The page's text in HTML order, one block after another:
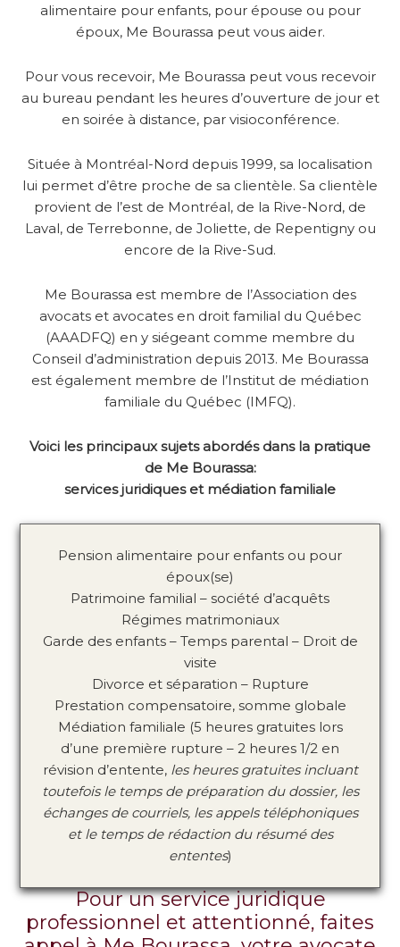
alimentaire pour enfants, pour épouse ou pour
époux, Me Bourassa peut vous aider.
Pour vous recevoir, Me Bourassa peut vous recevoir
au bureau pendant les heures d’ouverture de jour et
en soirée à distance, par visioconférence.
Située à Montréal-Nord depuis 1999, sa localisation
lui permet d’être proche de sa clientèle. Sa clientèle
provient de l’est de Montréal, de la Rive-Nord, de
Laval, de Terrebonne, de Joliette, de Repentigny ou
encore de la Rive-Sud.
Me Bourassa est membre de l’Association des
avocats et avocates en droit familial du Québec
(AAADFQ) en y siégeant comme membre du
Conseil d’administration depuis 2013. Me Bourassa
est également membre de l’Institut de médiation
familiale du Québec (IMFQ).
Voici les principaux sujets abordés dans la pratique
de Me Bourassa:
services juridiques et médiation familiale
Pension alimentaire pour enfants ou pour
époux(se)
Patrimoine familial – société d’acquêts
Régimes matrimoniaux
Garde des enfants – Temps parental – Droit de
visite
Divorce et séparation – Rupture
Prestation compensatoire, somme globale
Médiation familiale (5 heures gratuites lors
d’une première rupture – 2 heures 1/2 en
révision d’entente,les heures gratuites incluant
toutefois le temps de préparation du dossier, les
échanges de courriels, les appels téléphoniques
et le temps de rédaction du résumé des
ententes)
Pour un service juridique
professionnel et attentionné, faites